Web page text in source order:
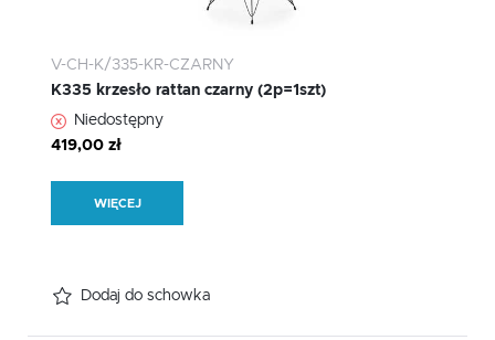
V-CH-K/335-KR-CZARNY
K335 krzesło rattan czarny (2p=1szt)
Niedostępny
419,00 zł
WIĘCEJ
Dodaj do schowka